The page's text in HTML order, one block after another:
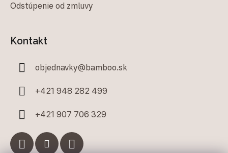
Odstúpenie od zmluvy
Kontakt
objednavky@bamboo.sk
+421 948 282 499
+421 907 706 329